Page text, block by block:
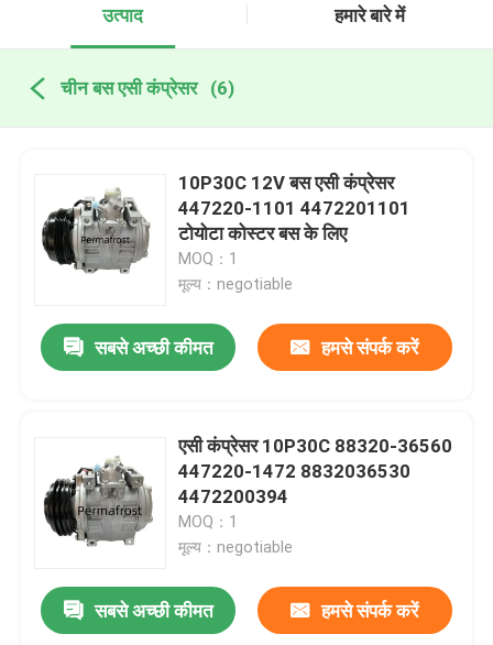
उत्पाद हमारे बारे में
चीन बस एसी कंप्रेसर (6)
10P30C 12V बस एसी कंप्रेसर
447220-1101 4472201101
टोयोटा कोस्टर बस के लिए
MOQ：1
मूल्य：negotiable
सबसे अच्छी कीमत हमसे संपर्क करें
एसी कंप्रेसर 10P30C 88320-36560
447220-1472 8832036530
4472200394
MOQ：1
मूल्य：negotiable
सबसे अच्छी कीमत हमसे संपर्क करें